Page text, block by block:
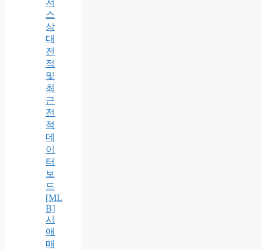
저
스
상
대
전
적
및
최
근
전
적
데
이
터
보
드
[ML
B]
시
애
매